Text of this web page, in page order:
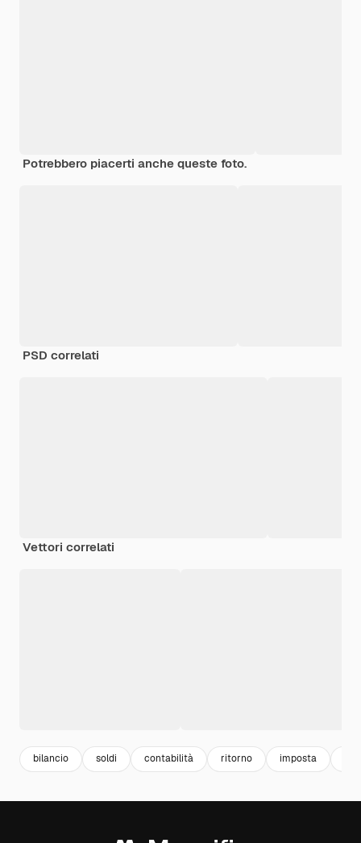
Potrebbero piacerti anche queste foto.
PSD correlati
Vettori correlati
bilancio soldi contabilità ritorno imposta